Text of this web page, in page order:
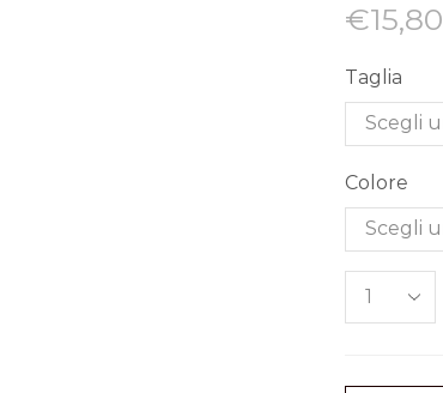
€15,80
Taglia
Colore